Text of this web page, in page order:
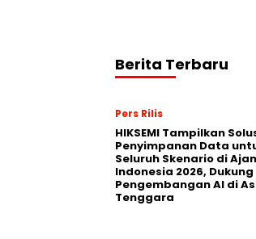
Berita Terbaru
Pers Rilis
HIKSEMI Tampilkan
Penyimpanan Data
Seluruh Skenario di
Indonesia 2026, Dukung
Pengembangan AI di
Tenggara